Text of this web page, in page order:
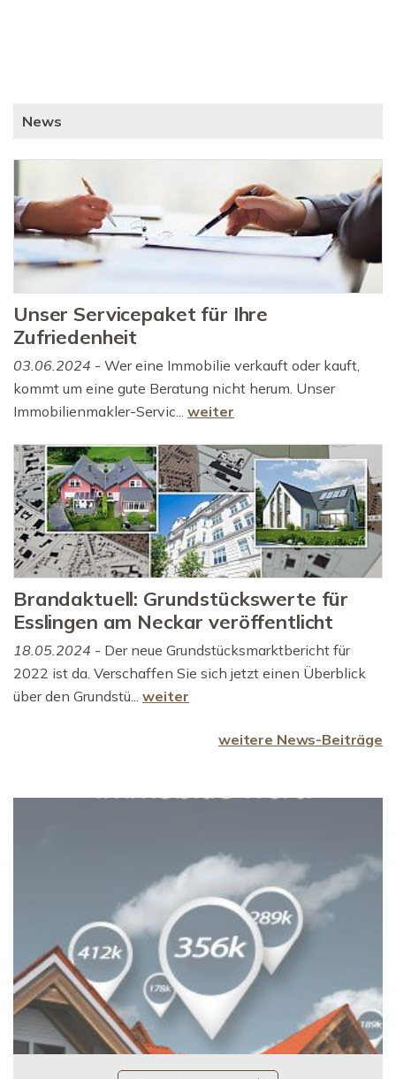
News
Unser Servicepaket für Ihre
Zufriedenheit
03.06.2024 - Wer eine Immobilie verkauft oder kauft,
kommt um eine gute Beratung nicht herum. Unser
Immobilienmakler-Servic... weiter
Brandaktuell: Grundstückswerte für
Esslingen am Neckar veröffentlicht
18.05.2024 - Der neue Grundstücksmarktbericht für
2022 ist da. Verschaffen Sie sich jetzt einen Überblick
über den Grundstü... weiter
weitere News-Beiträge